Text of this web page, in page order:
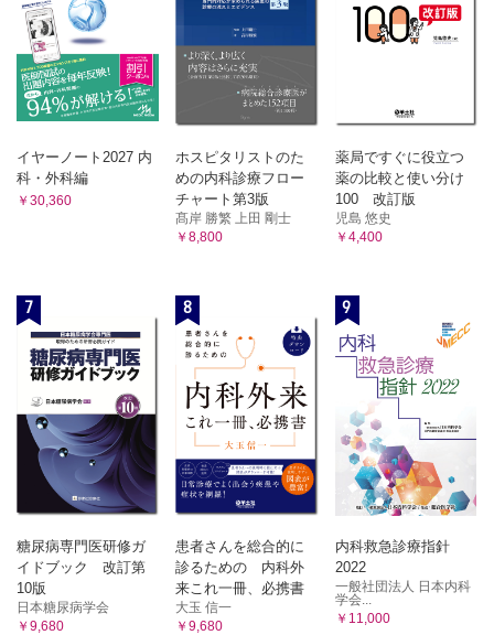
イヤーノート2027 内
科・外科編
￥30,360
ホスピタリストのた
めの内科診療フロー
チャート第3版
髙岸 勝繁 上田 剛士
￥8,800
薬局ですぐに役立つ
薬の比較と使い分け
100 改訂版
児島 悠史
￥4,400
7
糖尿病専門医研修ガ
イドブック 改訂第
10版
日本糖尿病学会
￥9,680
8
患者さんを総合的に
診るための 内科外
来これ一冊、必携書
大玉 信一
￥9,680
9
内科救急診療指針
2022
一般社団法人 日本内科
学会...
￥11,000